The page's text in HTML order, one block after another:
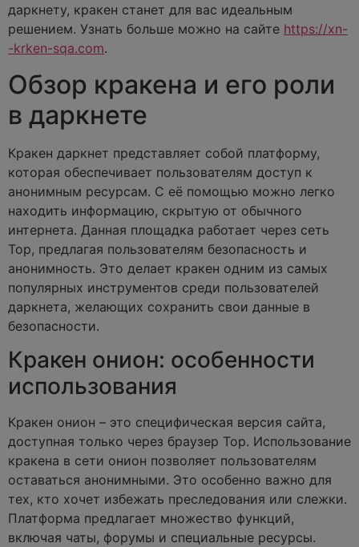
даркнету, кракен станет для вас идеальным
решением. Узнать больше можно на сайте https://xn-
-krken-sqa.com.
Обзор кракена и его роли
в даркнете
Кракен даркнет представляет собой платформу,
которая обеспечивает пользователям доступ к
анонимным ресурсам. С её помощью можно легко
находить информацию, скрытую от обычного
интернета. Данная площадка работает через сеть
Тор, предлагая пользователям безопасность и
анонимность. Это делает кракен одним из самых
популярных инструментов среди пользователей
даркнета, желающих сохранить свои данные в
безопасности.
Кракен онион: особенности
использования
Кракен онион – это специфическая версия сайта,
доступная только через браузер Тор. Использование
кракена в сети онион позволяет пользователям
оставаться анонимными. Это особенно важно для
тех, кто хочет избежать преследования или слежки.
Платформа предлагает множество функций,
включая чаты, форумы и специальные ресурсы.